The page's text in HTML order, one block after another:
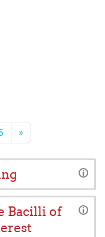
DES
4 Page 5
»
Bacilli of